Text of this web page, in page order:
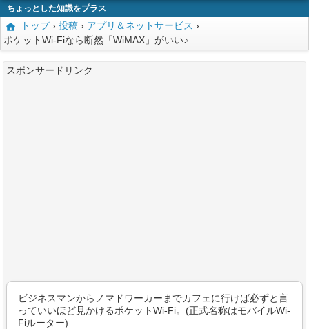
ちょっとした知識をプラス
トップ› 投稿 › アプリ＆ネットサービス ›
ポケットWi-Fiなら断然「WiMAX」がいい♪
スポンサードリンク
ビジネスマンからノマドワーカーまでカフェに行けば必ずと言
っていいほど見かけるポケットWi-Fi。(正式名称はモバイルWi-
Fiルーター)